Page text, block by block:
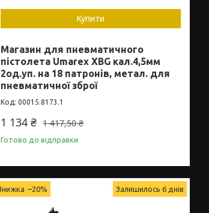
Купити
Магазин для пневматичного
пістолета Umarex XBG кал.4,5мм
2од.уп. на 18 патронів, метал. для
пневматичної зброї
00015.8173.1
1 417,50 ₴
1 134 ₴
Готово до відправки
–20% Залишилось 6 днів